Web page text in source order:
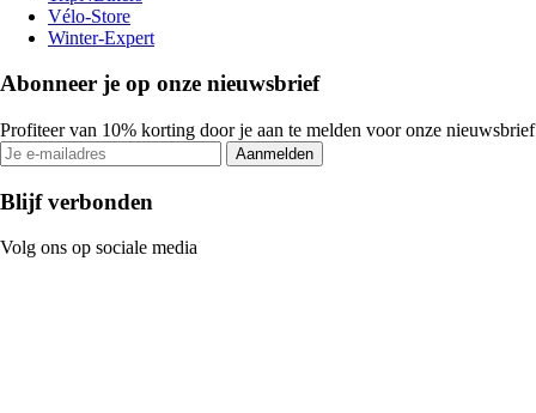
Vélo-Store
Winter-Expert
Abonneer je op onze nieuwsbrief
Profiteer van 10% korting door je aan te melden voor onze nieuwsbrief
Aanmelden
Blijf verbonden
Volg ons op sociale media